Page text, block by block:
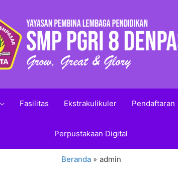
Fasilitas Ekstrakulikuler Pendaftaran
Perpustakaan Digital
Beranda admin